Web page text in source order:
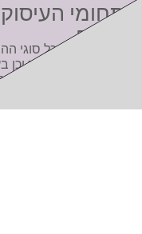
תחומי העיסוק
תאגידים
אנו עוסקים בכל סוגי
המיזוגים והרכישות
בינלאומיות ובפעילות
שוטפת. אנו מנוסים
סינים בכל הנוגע